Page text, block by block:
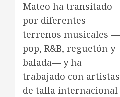
Mateo ha transitado
por diferentes
terrenos musicales —
pop, R&B, reguetón y
balada— y ha
trabajado con artistas
de talla internacional